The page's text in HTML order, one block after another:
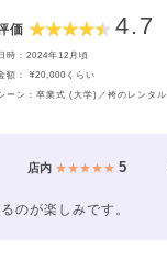
価 4.7
時：2024年12月頃
額： ¥20,000くらい
ーン：卒業式 (大学)／袴のレンタル
店内★★★★★ 5
のが楽しみです。